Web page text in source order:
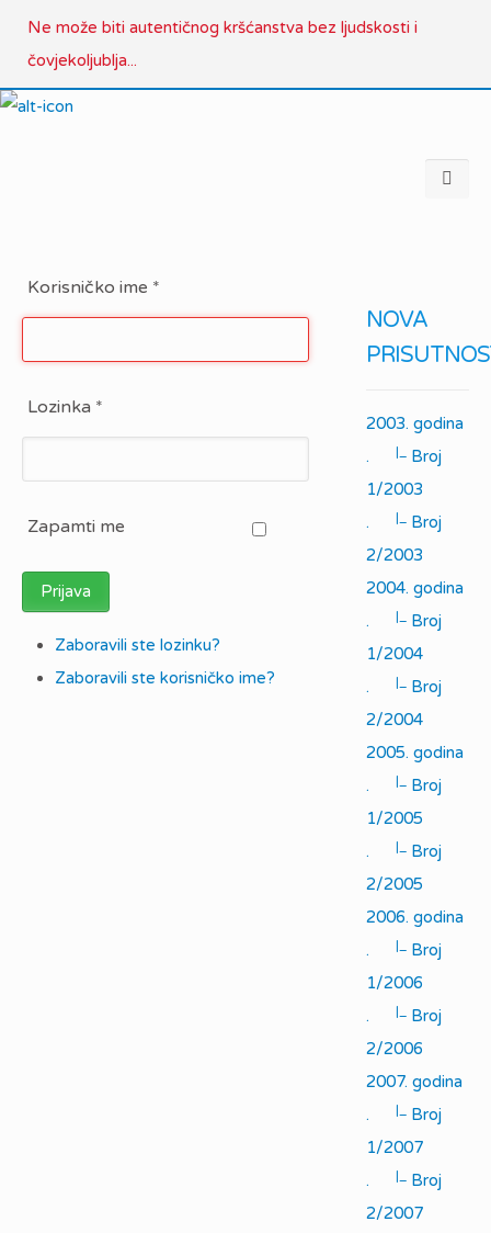
Ne može biti autentičnog kršćanstva bez ljudskosti i
čovjekoljublja...
Korisničko ime *
Lozinka *
Zapamti me
Prijava
Zaboravili ste lozinku?
Zaboravili ste korisničko ime?
NOVA
2003. godina
.
|_ Broj
1/2003
.
|_ Broj
2/2003
2004. godina
.
|_ Broj
1/2004
.
|_ Broj
2/2004
2005. godina
.
|_ Broj
1/2005
.
|_ Broj
2/2005
2006. godina
.
|_ Broj
1/2006
.
|_ Broj
2/2006
2007. godina
.
|_ Broj
1/2007
.
|_ Broj
2/2007